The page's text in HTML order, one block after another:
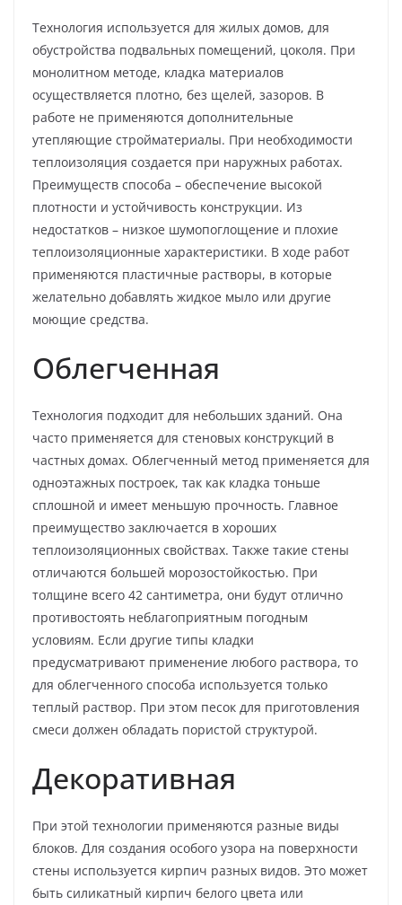
Технология используется для жилых домов, для
обустройства подвальных помещений, цоколя. При
монолитном методе, кладка материалов
осуществляется плотно, без щелей, зазоров. В
работе не применяются дополнительные
утепляющие стройматериалы. При необходимости
теплоизоляция создается при наружных работах.
Преимуществ способа – обеспечение высокой
плотности и устойчивость конструкции. Из
недостатков – низкое шумопоглощение и плохие
теплоизоляционные характеристики. В ходе работ
применяются пластичные растворы, в которые
желательно добавлять жидкое мыло или другие
моющие средства.
Облегченная
Технология подходит для небольших зданий. Она
часто применяется для стеновых конструкций в
частных домах. Облегченный метод применяется для
одноэтажных построек, так как кладка тоньше
сплошной и имеет меньшую прочность. Главное
преимущество заключается в хороших
теплоизоляционных свойствах. Также такие стены
отличаются большей морозостойкостью. При
толщине всего 42 сантиметра, они будут отлично
противостоять неблагоприятным погодным
условиям. Если другие типы кладки
предусматривают применение любого раствора, то
для облегченного способа используется только
теплый раствор. При этом песок для приготовления
смеси должен обладать пористой структурой.
Декоративная
При этой технологии применяются разные виды
блоков. Для создания особого узора на поверхности
стены используется кирпич разных видов. Это может
быть силикатный кирпич белого цвета или